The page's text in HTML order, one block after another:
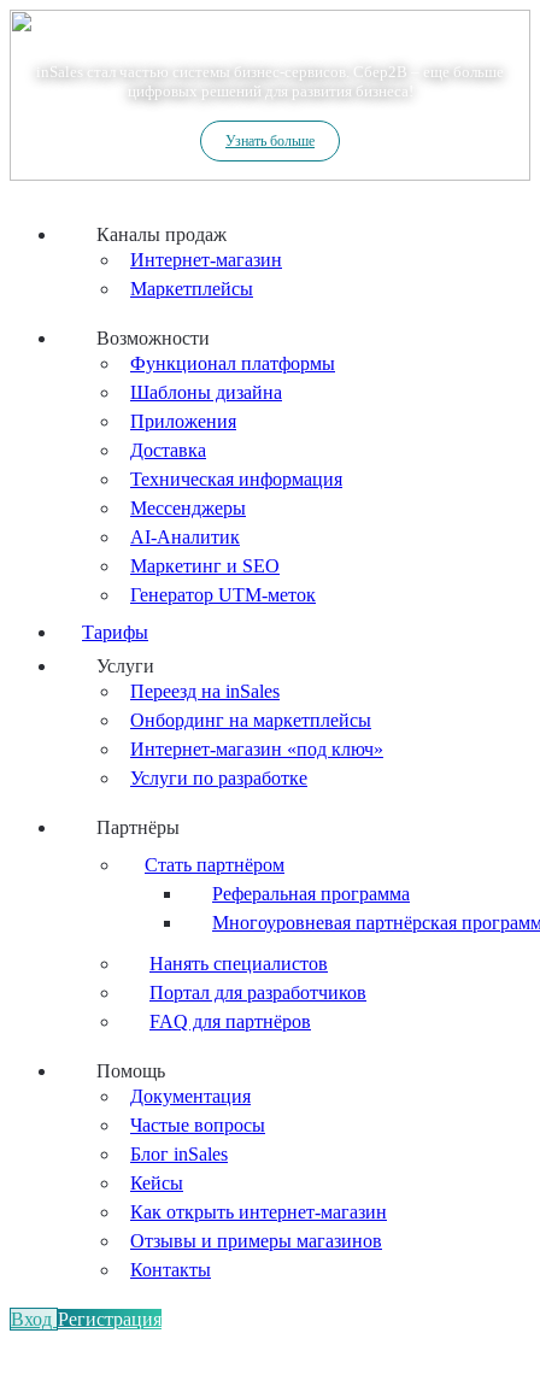
inSales стал частью системы бизнес-сервисов. Сбер2В – еще больше
цифровых решений для развития бизнеса!
Узнать больше
Каналы продаж
Интернет-магазин
Маркетплейсы
Возможности
Функционал платформы
Шаблоны дизайна
Приложения
Доставка
Техническая информация
Мессенджеры
AI-Аналитик
Маркетинг и SEO
Генератор UTM-меток
Тарифы
Услуги
Переезд на inSales
Онбординг на маркетплейсы
Интернет-магазин «под ключ»
Услуги по разработке
Партнёры
Стать партнёром
Реферальная программа
Многоуровневая партнёрская
Нанять специалистов
Портал для разработчиков
FAQ для партнёров
Помощь
Документация
Частые вопросы
Блог inSales
Кейсы
Как открыть интернет-магазин
Отзывы и примеры магазинов
Контакты
Вход Регистрация